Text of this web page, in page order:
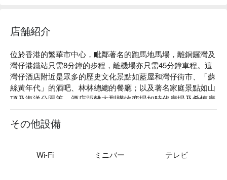
店舗紹介
位於香港的繁華市中心，毗鄰著名的跑馬地馬場，離銅鑼灣及
灣仔港鐡站只需8分鐘的步程，離機場亦只需45分鐘車程。這
灣仔酒店附近是眾多的歷史文化景點如藍屋和灣仔街市、「蘇
絲黃年代」的酒吧、林林總總的餐廳；以及著名家庭景點如山
頂及海洋公園等。酒店距離大型購物商場如時代廣場及希慎廣
場亦只是數步之遙，對喜歡購物的客人來說極為方便。對商務
客人而言，灣仔會議展覽中心及國際金融中心離酒店亦只有約
15分鐘車程。
その他設備
Wi-Fi ミニバー テレビ